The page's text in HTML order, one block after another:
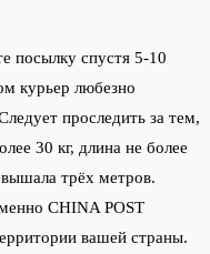
посылку спустя 5-10
курьер любезно
проследить за тем,
30 кг, длина не более
трёх метров.
CHINA POST
вашей страны.